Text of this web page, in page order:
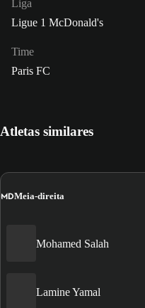
Liga
Ligue 1 McDonald's
Time
Paris FC
Atletas similares
MDMeia-direita
Mohamed Salah
Lamine Yamal